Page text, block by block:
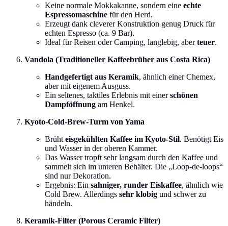
Keine normale Mokkakanne, sondern eine echte
Espressomaschine für den Herd.
Erzeugt dank cleverer Konstruktion genug Druck für
echten Espresso (ca. 9 Bar).
Ideal für Reisen oder Camping, langlebig, aberteuer.
Vandola (Traditioneller Kaffeebrüher aus Costa Rica)
Handgefertigt aus Keramik, ähnlich einer Chemex,
aber mit eigenem Ausguss.
Ein seltenes, taktiles Erlebnis mit einerschönen
Dampföffnung am Henkel.
Kyoto-Cold-Brew-Turm von Yama
Brüht eisgekühlten Kaffee im Kyoto-Stil. Benötigt Eis
und Wasser in der oberen Kammer.
Das Wasser tropft sehr langsam durch den Kaffee und
sammelt sich im unteren Behälter. Die „Loop-de-loops“
sind nur Dekoration.
Ergebnis: Ein sahniger, runder Eiskaffee, ähnlich wie
Cold Brew. Allerdings sehr klobig und schwer zu
händeln.
Keramik-Filter (Porous Ceramic Filter)